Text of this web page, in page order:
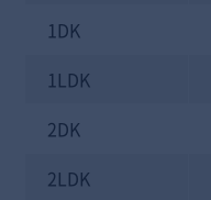
1DK
1LDK
2DK
2LDK